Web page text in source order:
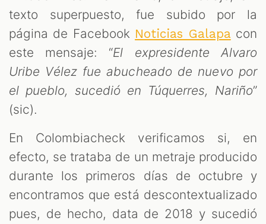
texto superpuesto, fue subido por la
página de Facebook Noticias Galapacon
este mensaje: “El expresidente Alvaro
Uribe Vélez fue abucheado de nuevo por
el pueblo, sucedió en Túquerres, Nariño”
(sic).
En Colombiacheck verificamos si, en
efecto, se trataba de un metraje producido
durante los primeros días de octubre y
encontramos que está descontextualizado
pues, de hecho, data de 2018 y sucedió